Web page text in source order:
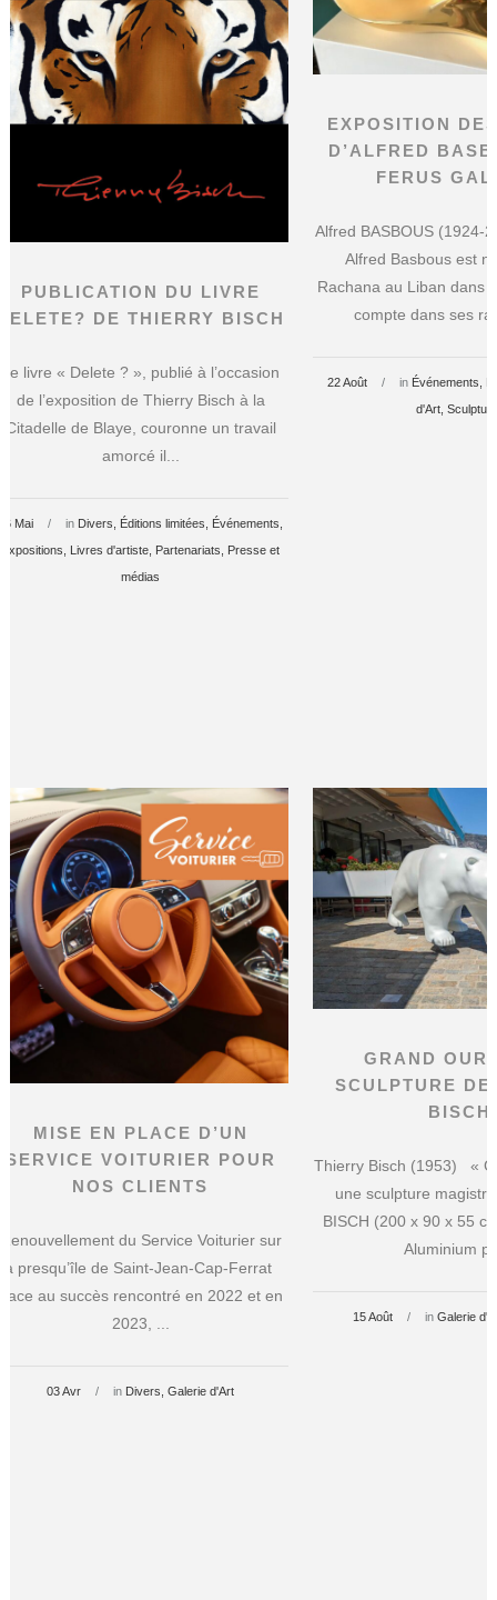
PUBLICATION DU LIVRE
DE THIERRY BISCH
Le livre « Delete ? », publié à l’occasion
de l’exposition de Thierry Bisch à la
Citadelle de Blaye, couronne un travail
amorcé il...
Mai in Divers Éditions limitées
Événements
Expositions
Livres d'artiste Partenariats
Presse et
médias
EXPOSITION
D’ALFRED
FERUS
Alfred BASBOUS (1924-
Alfred Basbous est
Rachana au Liban dans
compte dans ses
22 Août in Événements
d'Art
MISE EN PLACE D’UN
SERVICE VOITURIER POUR
NOS CLIENTS
Renouvellement du Service Voiturier sur
la presqu’île de Saint-Jean-Cap-Ferrat
au succès rencontré en 2022 et en
2023, ...
03 Avr in Divers Galerie d'Art
GRAND
SCULPTURE DE
BISCH
Thierry Bisch (1953) «
une sculpture
BISCH (200 x 90 x 55
Aluminium
15 Août in Galerie